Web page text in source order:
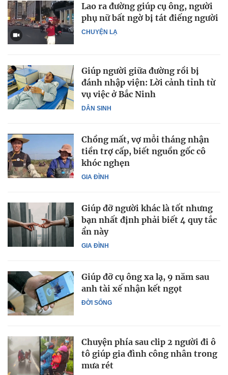
CHUYỆN LẠ
Lao ra đường giúp cụ ông, người
phụ nữ bất ngờ bị tát điếng người
DÂN SINH
Giúp người giữa đường rồi bị
đánh nhập viện: Lời cảnh tỉnh từ
vụ việc ở Bắc Ninh
GIA ĐÌNH
Chồng mất, vợ mỗi tháng nhận
tiền trợ cấp, biết nguồn gốc cô
khóc nghẹn
GIA ĐÌNH
Giúp đỡ người khác là tốt nhưng
bạn nhất định phải biết 4 quy tắc
ẩn này
ĐỜI SỐNG
Giúp đỡ cụ ông xa lạ, 9 năm sau
anh tài xế nhận kết ngọt
Chuyện phía sau clip 2 người đi ô
tô giúp gia đình công nhân trong
mưa rét